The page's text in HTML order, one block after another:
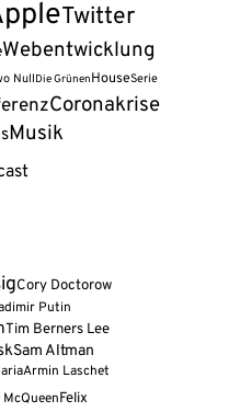
Twitter
Webentwicklung
NullDie GrünenHouseSerie
Coronakrise
Musik
Cory Doctorow
Putin
Tim Berners Lee
Sam Altman
Armin Laschet
McQueenFelix